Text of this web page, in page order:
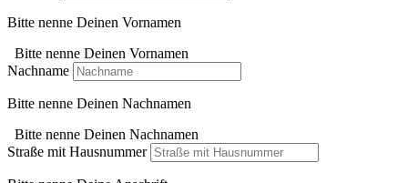
Bitte nenne Deinen Vornamen
Bitte nenne Deinen Vornamen
Nachname
Bitte nenne Deinen Nachnamen
Bitte nenne Deinen Nachnamen
Straße mit Hausnummer